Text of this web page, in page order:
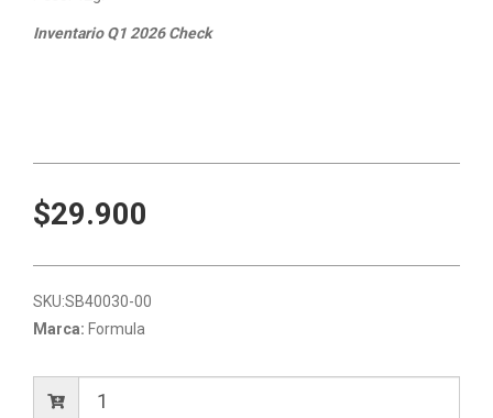
Inventario Q1 2026 Check
$29.900
SKU:SB40030-00
Marca: Formula